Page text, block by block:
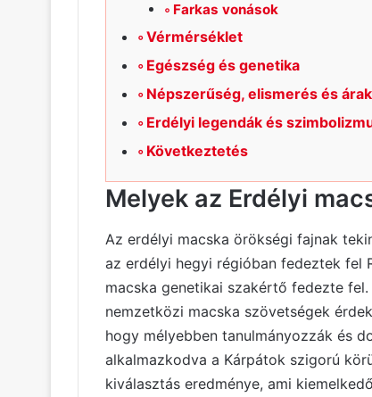
Farkas vonások
Vérmérséklet
Egészség és genetika
Népszerűség, elismerés és árak
Erdélyi legendák és
Következtetés
Melyek az Erdélyi
Az erdélyi macska örökségi fajnak
az erdélyi hegyi régióban fedeztek fel
macska genetikai szakértő fedezte
nemzetközi macska szövetségek
hogy mélyebben tanulmányozzák és
alkalmazkodva a Kárpátok szigorú
kiválasztás eredménye, ami